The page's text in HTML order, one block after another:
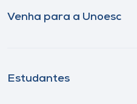
Venha para a Unoesc
Estudantes